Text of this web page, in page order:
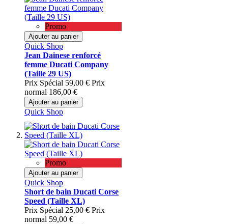
Promo
Ajouter au panier
Quick Shop
Jean Dainese renforcé
femme Ducati Company
(Taille 29 US)
Prix Spécial 59,00 € Prix
normal 186,00 €
Ajouter au panier
Quick Shop
Promo
Ajouter au panier
Quick Shop
Short de bain Ducati Corse
Speed (Taille XL)
Prix Spécial 25,00 € Prix
normal 59,00 €